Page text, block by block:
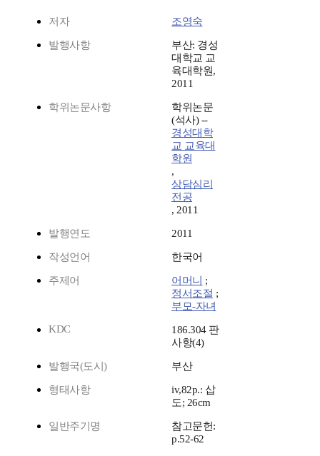
저자 조영숙
발행사항
부산: 경성
대학교 교
육대학원,
2011
학위논문사항
학위논문
(석사) --
경성대학
교 교육대
학원
,
상담심리
전공
, 2011
발행연도 2011
작성언어 한국어
주제어 어머니 ;
정서조절 ;
부모-자녀
KDC
186.304 판
사항(4)
발행국(도시) 부산
형태사항
iv,82p.: 삽
도; 26cm
일반주기명
참고문헌:
p.52-62